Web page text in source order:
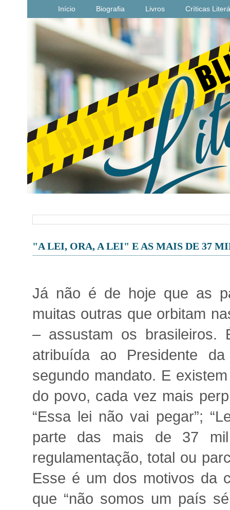
Início Biografia Livros Críticas
"A LEI, ORA, A LEI" E AS MAIS DE 37
Já não é de hoje que as
muitas outras que orbitam
– assustam os
atribuída ao Presidente
segundo mandato. E
do povo, cada vez mais
“Essa lei não vai pegar”;
parte das mais de 37
regulamentação, total ou
Esse é um dos motivos da
que “não somos um país